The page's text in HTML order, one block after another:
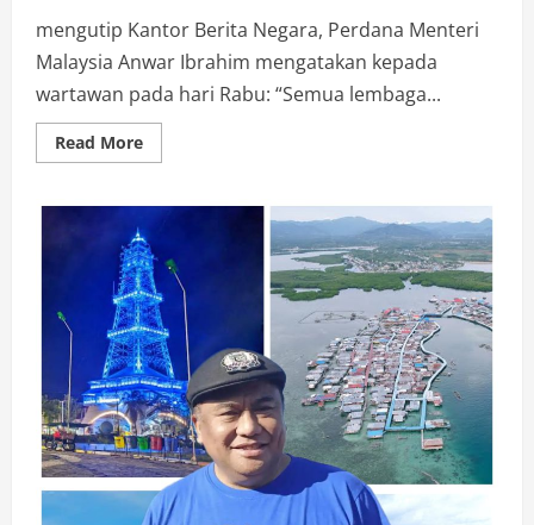
mengutip Kantor Berita Negara, Perdana Menteri
Malaysia Anwar Ibrahim mengatakan kepada
wartawan pada hari Rabu: “Semua lembaga...
Read MoreRead
more
Menteri
Malaysia:
Warga
Israel
Tidak
Diizinkan
Masuk
ke
Malaysia